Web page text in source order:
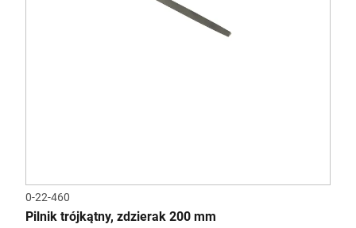
0-22-460
Pilnik trójkątny, zdzierak 200 mm